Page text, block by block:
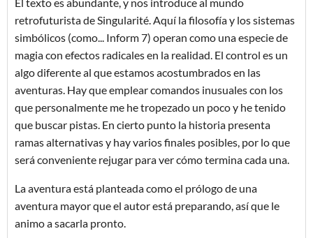
retrofuturista de Singularité. Aquí la filosofía y los sistemas
simbólicos (como... Inform 7) operan como una especie de
magia con efectos radicales en la realidad. El control es un
algo diferente al que estamos acostumbrados en las
aventuras. Hay que emplear comandos inusuales con los
que personalmente me he tropezado un poco y he tenido
que buscar pistas. En cierto punto la historia presenta
ramas alternativas y hay varios finales posibles, por lo que
será conveniente rejugar para ver cómo termina cada una.
La aventura está planteada como el prólogo de una
aventura mayor que el autor está preparando, así que le
animo a sacarla pronto.